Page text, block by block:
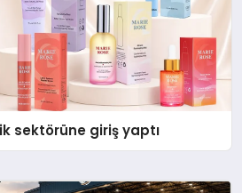
sektörüne giriş yaptı